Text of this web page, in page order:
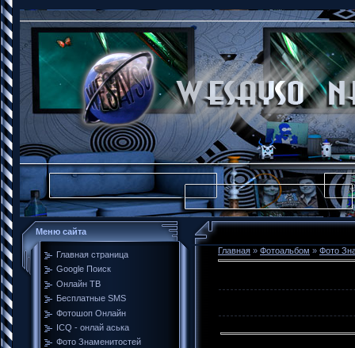
Меню сайта
Главная страница
Google Поиск
Онлайн ТВ
Бесплатные SMS
Фотошоп Онлайн
ICQ - онлай аська
Фото Знаменитостей
Главная » Фотоальбом » Фото